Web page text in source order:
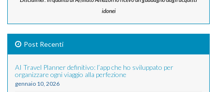
idonei
Post Recenti
AI Travel Planner definitivo: l’app che ho sviluppato per
organizzare ogni viaggio alla perfezione
gennaio 10, 2026